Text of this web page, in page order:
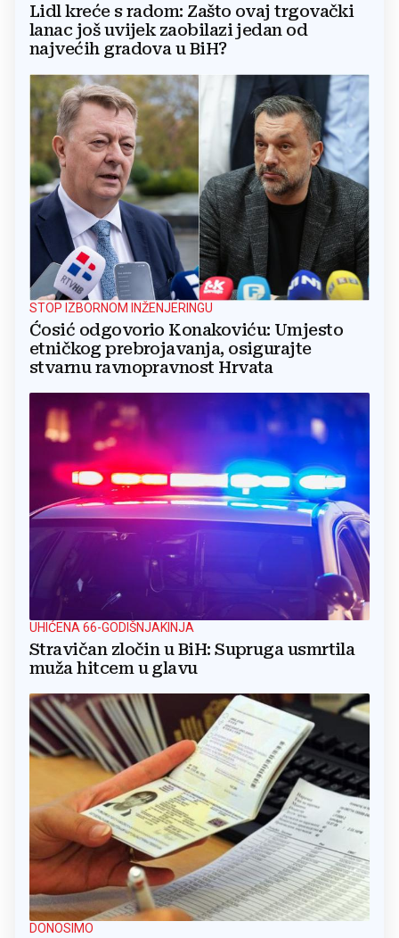
Lidl kreće s radom: Zašto ovaj trgovački
lanac još uvijek zaobilazi jedan od
najvećih gradova u BiH?
STOP IZBORNOM INŽENJERINGU
Ćosić odgovorio Konakoviću: Umjesto
etničkog prebrojavanja, osigurajte
stvarnu ravnopravnost Hrvata
UHIĆENA 66-GODIŠNJAKINJA
Stravičan zločin u BiH: Supruga usmrtila
muža hitcem u glavu
DONOSIMO